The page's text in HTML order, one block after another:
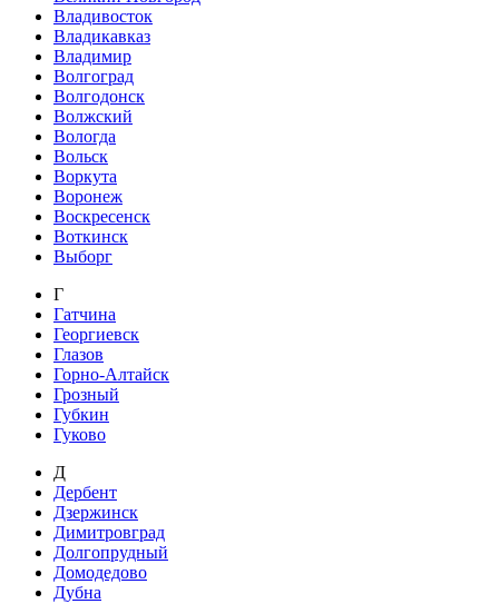
Владивосток
Владикавказ
Владимир
Волгоград
Волгодонск
Волжский
Вологда
Вольск
Воркута
Воронеж
Воскресенск
Воткинск
Выборг
Г
Гатчина
Георгиевск
Глазов
Горно-Алтайск
Грозный
Губкин
Гуково
Д
Дербент
Дзержинск
Димитровград
Долгопрудный
Домодедово
Дубна